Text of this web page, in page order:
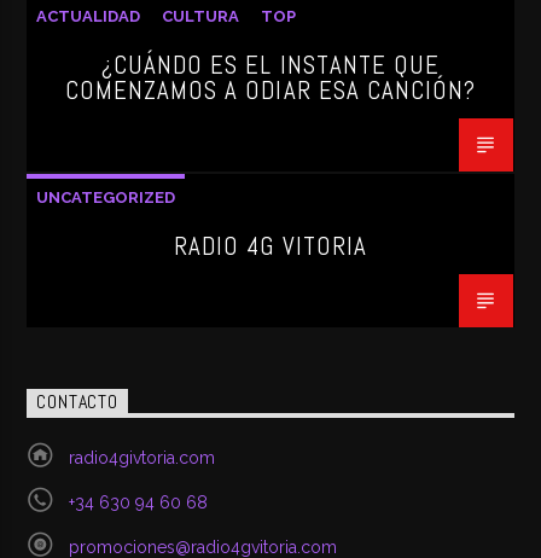
ACTUALIDAD CULTURA TOP
¿CUÁNDO ES EL INSTANTE QUE
COMENZAMOS A ODIAR ESA CANCIÓN?
UNCATEGORIZED
RADIO 4G VITORIA
CONTACTO
radio4givtoria.com
+34 630 94 60 68
promociones@radio4gvitoria.com